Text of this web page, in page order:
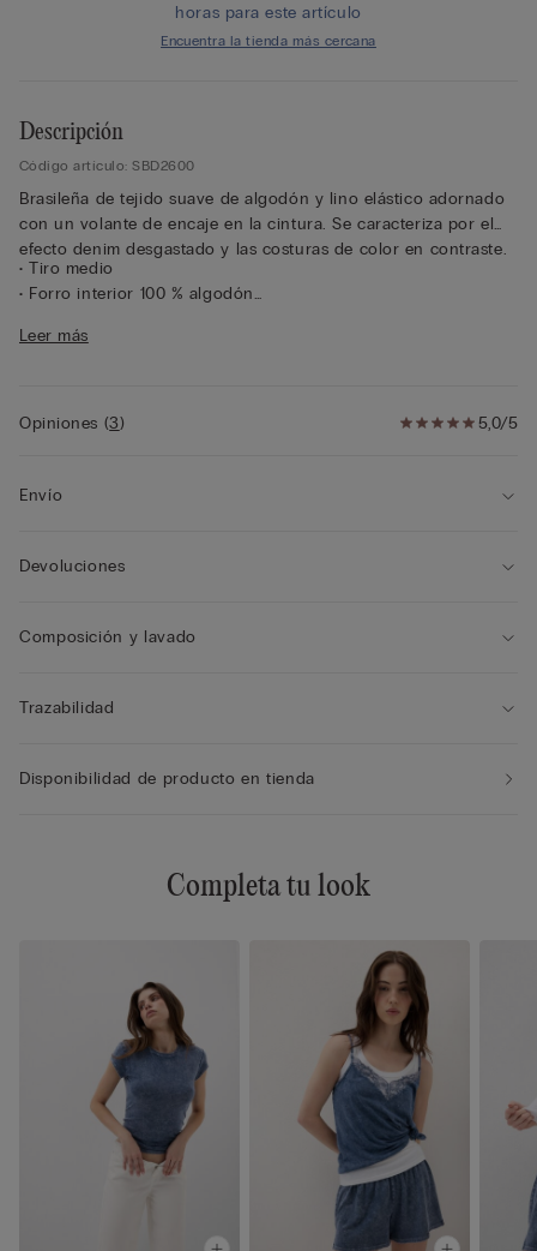
horas para este artículo
Encuentra la tienda más cercana
Descripción
Código artículo: SBD2600
Brasileña de tejido suave de algodón y lino elástico adornado
con un volante de encaje en la cintura. Se caracteriza por el
efecto denim desgastado y las costuras de color en contraste.
• Tiro medio
• Forro interior 100 % algodón
• La modelo mide 175 cm y lleva la talla 2/S
Leer más
5,0/5
Opiniones (3)
Envío
Devoluciones
Composición y lavado
Trazabilidad
Disponibilidad de producto en tienda
Completa tu look